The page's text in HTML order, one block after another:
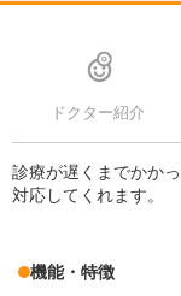
ドクター紹介
診療が遅くまでかか
対応してくれます。
機能・特徴